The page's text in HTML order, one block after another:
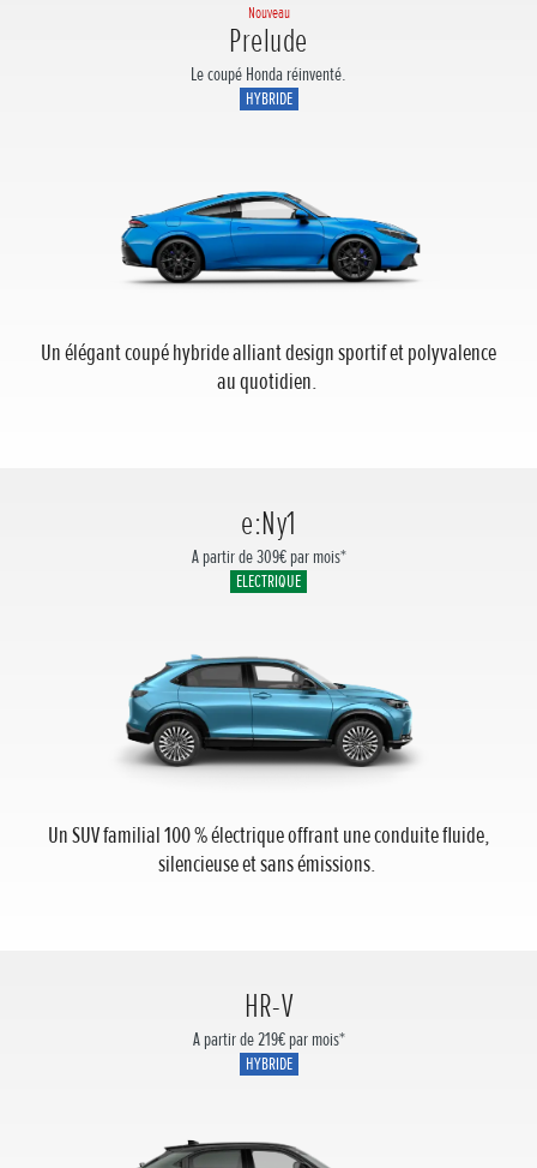
Nouveau
Prelude
Le coupé Honda réinventé.
HYBRIDE
Un élégant coupé hybride alliant design sportif et polyvalence
au quotidien.
e:Ny1
A partir de 309€ par mois*
ELECTRIQUE
Un SUV familial 100 % électrique offrant une conduite fluide,
silencieuse et sans émissions.
HR-V
A partir de 219€ par mois*
HYBRIDE